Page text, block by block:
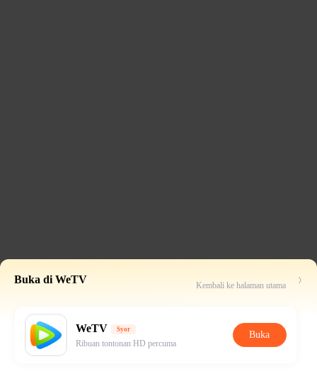
Buka di WeTV Kembali ke halaman utama
WeTV Syor
Ribuan tontonan HD percuma
Buka